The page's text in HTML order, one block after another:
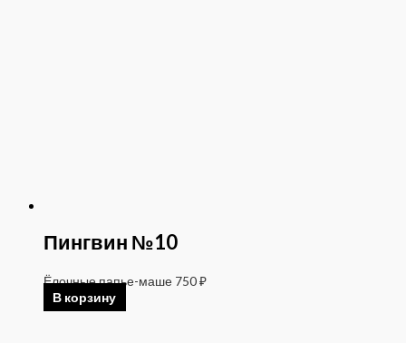
Пингвин №10
Ёлочные папье-маше 750₽
В корзину